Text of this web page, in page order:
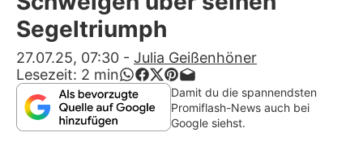
Filme & Serien
Lifestyle
Familie & Liebe
Promiflash Exklusiv
Segeltriumph
27.07.25, 07:30 - Julia Geißenhöner
Lesezeit: 2 min
Damit du die spannendsten
Promiflash-News auch bei
Google siehst.